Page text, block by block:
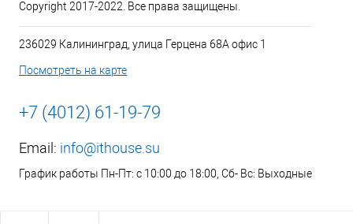
Copyright 2017-2022. Все права защищены.
236029 Калининград, улица Герцена 68А офис 1
Посмотреть на карте
+7 (4012) 61-19-79
Email: info@ithouse.su
График работы Пн-Пт: с 10:00 до 18:00, Сб- Вс: Выходные